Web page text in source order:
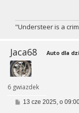
"Understeer is a
Jaca68
6 gwiazdek
Auto dla
P13 cze 2025, o